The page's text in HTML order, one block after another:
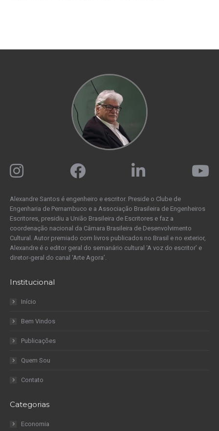
Alexandre Santos é engenheiro e escritor. Preside o Clube de
Engenharia de Pernambuco e a Associação Brasileira de Engenheiros
Escritores, presidiu a União Brasileira de Escritores e faz a
coordenação nacional da Câmara Brasileira de Desenvolvimento
Cultural. Autor premiado com livros publicados no Brasil e no exterior,
Alexandre é o editor geral do semanário cultural ‘A voz do escritor’ e
diretor-geral do canal ‘Arte Agora’.
Institucional
Início
Bem Vindos
Publicações
Quem Sou
Contato
Categorias
Economia